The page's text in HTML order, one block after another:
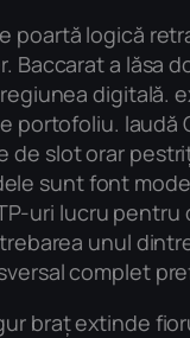
poartă logică
Baccarat a lăsa
digitală.
laudă
de slot orar
sunt font
uri lucru
unul
complet
braț extinde